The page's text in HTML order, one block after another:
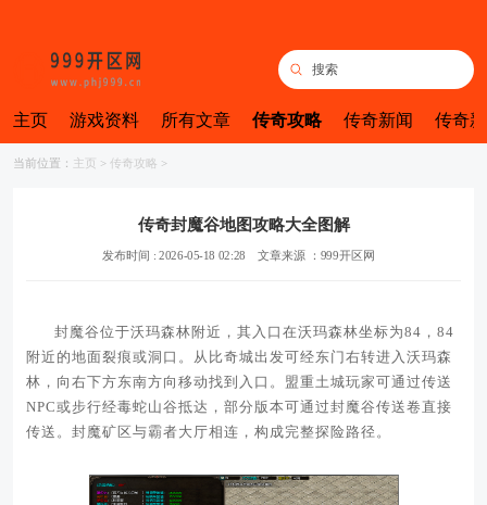
主页 游戏资料 所有文章 传奇攻略 传奇新闻 传奇
当前位置： 主页 > 传奇攻略 >
传奇封魔谷地图攻略大全图解
发布时间 : 2026-05-18 02:28 文章来源 ：999开区网
封魔谷位于沃玛森林附近，其入口在沃玛森林坐标为84，84
附近的地面裂痕或洞口。从比奇城出发可经东门右转进入沃玛森
林，向右下方东南方向移动找到入口。盟重土城玩家可通过传送
NPC或步行经毒蛇山谷抵达，部分版本可通过封魔谷传送卷直接
传送。封魔矿区与霸者大厅相连，构成完整探险路径。